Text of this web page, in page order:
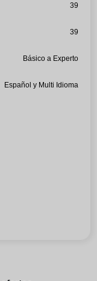
39
39
Básico a Experto
Español y Multi Idioma